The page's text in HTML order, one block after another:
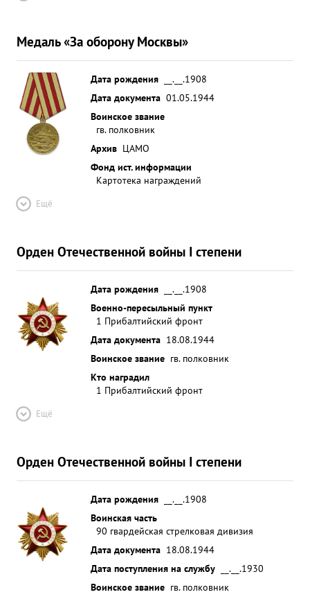
Медаль «За оборону Москвы»
Дата рождения
__.__.1908
Дата документа 01.05.1944
Воинское звание
гв. полковник
Архив ЦАМО
Фонд ист. информации
Картотека награждений
Ещё
Орден Отечественной войны I степени
Дата рождения
__.__.1908
Военно-пересыльный пункт
1 Прибалтийский фронт
Дата документа 18.08.1944
Воинское звание гв. полковник
Кто наградил
1 Прибалтийский фронт
Ещё
Орден Отечественной войны I степени
Дата рождения
__.__.1908
Воинская часть
90 гвардейская стрелковая дивизия
Дата документа 18.08.1944
Дата поступления на службу
__.__.1930
Воинское звание гв. полковник